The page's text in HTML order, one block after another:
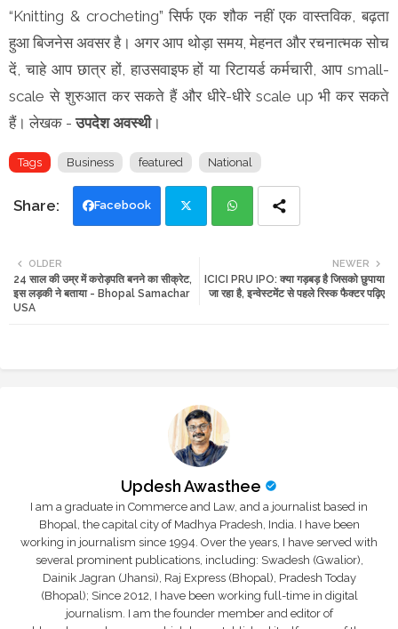
“Knitting & crocheting” सिर्फ एक शौक नहीं एक वास्तविक, बढ़ता
हुआ बिजनेस अवसर है। अगर आप थोड़ा समय, मेहनत और रचनात्मक सोच
दें, चाहे आप छात्र हों, हाउसवाइफ हों या रिटायर्ड कर्मचारी, आप small-
scale से शुरुआत कर सकते हैं और धीरे-धीरे scale up भी कर सकते
हैं। लेखक -उपदेश अवस्थी।
Tags Business featured National
Facebook
tte ats
NEWER
ICICI PRU IPO: क्या गड़बड़ है जिसको छुपाया
जा रहा है, इन्वेस्टमेंट से पहले रिस्क फैक्टर पढ़िए
OLDER
24 साल की उम्र में करोड़पति बनने का सीक्रेट,
इस लड़की ने बताया - Bhopal Samachar
USA
Updesh Awasthee
I am a graduate in Commerce and Law, and a journalist based in
Bhopal, the capital city of Madhya Pradesh, India. I have been
working in journalism since 1994. Over the years, I have served with
several prominent publications, including: Swadesh (Gwalior),
Dainik Jagran (Jhansi), Raj Express (Bhopal), Pradesh Today
(Bhopal); Since 2012, I have been working full-time in digital
journalism. I am the founder member and editor of